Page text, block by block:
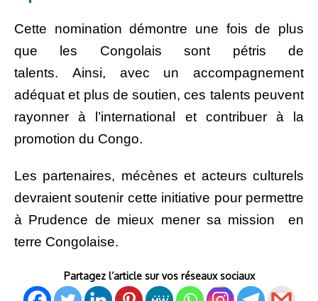
Cette nomination démontre une fois de plus
que les Congolais sont pétris de
talents. Ainsi, avec un accompagnement
adéquat et plus de soutien, ces talents peuvent
rayonner à l’international et contribuer à la
promotion du Congo.
Les partenaires, mécènes et acteurs culturels
devraient soutenir cette initiative pour permettre
à Prudence de mieux mener sa mission en
terre Congolaise.
Partagez l’article sur vos réseaux sociaux